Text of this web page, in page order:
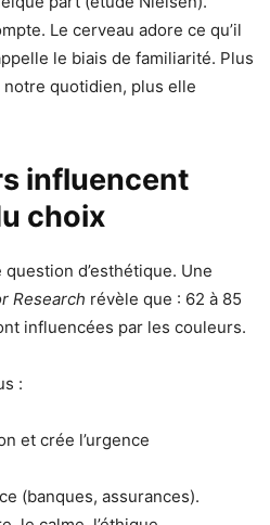
Le cerveau adore ce qu’il
le biais de familiarité. Plus
notre quotidien, plus elle
influencent
choix
question d’esthétique. Une
Research révèle que : 62 à 85
influencées par les couleurs.
:
et crée l’urgence
(banques, assurances).